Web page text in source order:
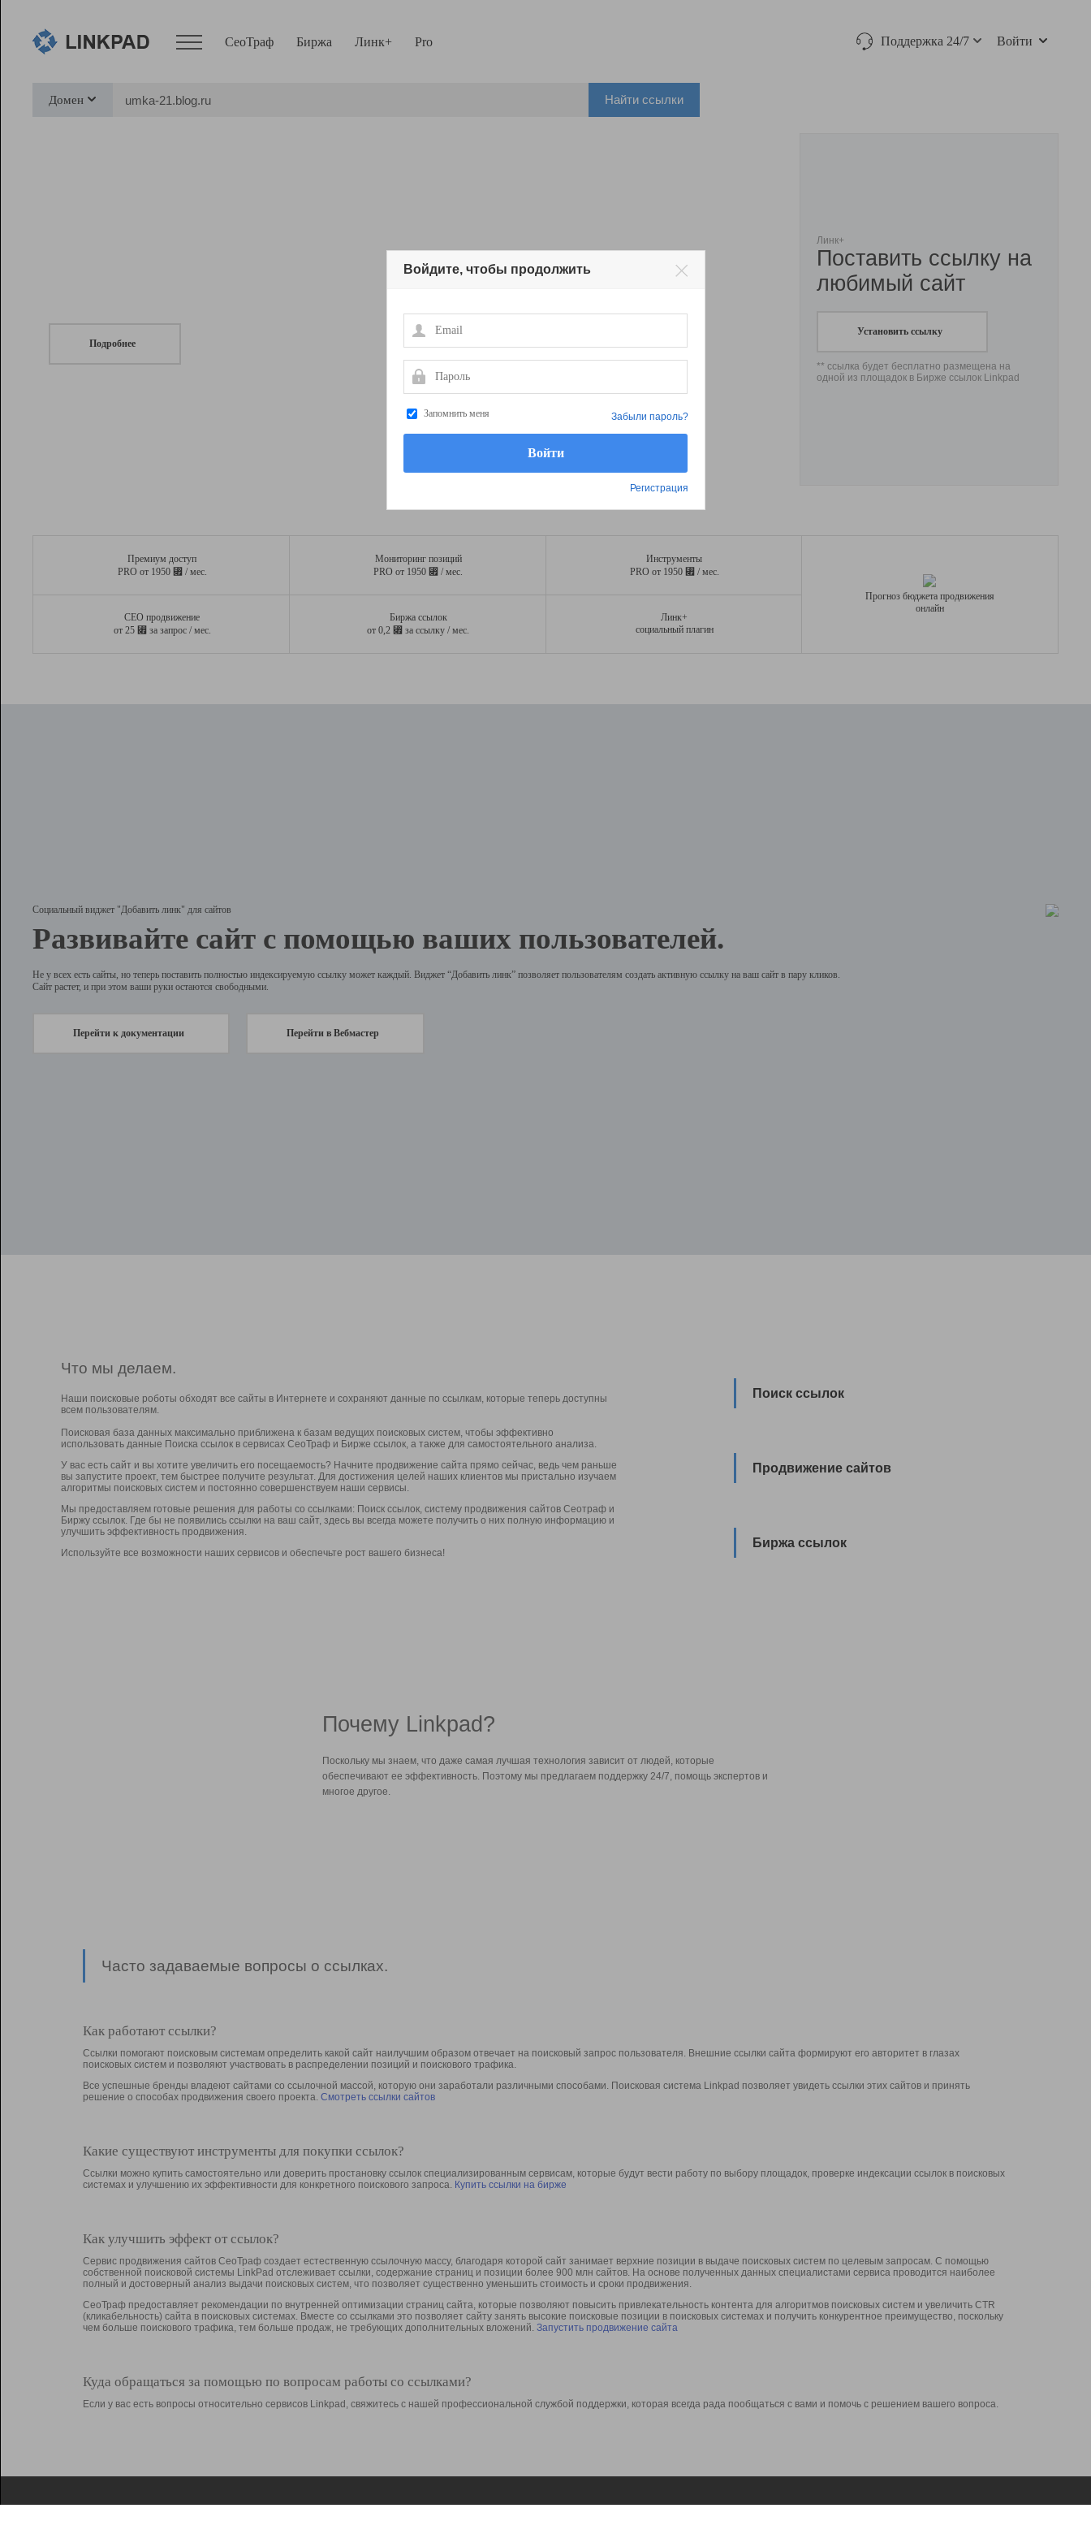
СеоТраф Биржа Линк+ Pro Поддержка 24/7 Войти
Домен Найти ссылки
Подробнее
Линк+
Поставить ссылку на
любимый сайт
Установить ссылку
** ссылка будет бесплатно размещена на
одной из площадок в Бирже ссылок Linkpad
Премиум доступ
PRO от 1950 ⃏ / мес.
Мониторинг позиций
PRO от 1950 ⃏ / мес.
Инструменты
PRO от 1950 ⃏ / мес.
СЕО продвижение
от 25 ⃏ за запрос / мес.
Биржа ссылок
от 0,2 ⃏ за ссылку / мес.
Линк+
социальный плагин
Прогноз бюджета продвижения
онлайн
Социальный виджет "Добавить линк" для сайтов
Развивайте сайт с помощью ваших пользователей.
Не у всех есть сайты, но теперь поставить полностью индексируемую ссылку может каждый. Виджет “Добавить линк” позволяет пользователям создать активную ссылку на ваш сайт в пару кликов.
Сайт растет, и при этом ваши руки остаются свободными.
Перейти к документации Перейти в Вебмастер
Что мы делаем.
Наши поисковые роботы обходят все сайты в Интернете и сохраняют данные по ссылкам, которые теперь доступны
всем пользователям.
Поисковая база данных максимально приближена к базам ведущих поисковых систем, чтобы эффективно
использовать данные Поиска ссылок в сервисах СеоТраф и Бирже ссылок, а также для самостоятельного анализа.
У вас есть сайт и вы хотите увеличить его посещаемость? Начните продвижение сайта прямо сейчас, ведь чем раньше
вы запустите проект, тем быстрее получите результат. Для достижения целей наших клиентов мы пристально изучаем
алгоритмы поисковых систем и постоянно совершенствуем наши сервисы.
Мы предоставляем готовые решения для работы со ссылками: Поиск ссылок, систему продвижения сайтов Сеотраф и
Биржу ссылок. Где бы не появились ссылки на ваш сайт, здесь вы всегда можете получить о них полную информацию и
улучшить эффективность продвижения.
Используйте все возможности наших сервисов и обеспечьте рост вашего бизнеса!
Поиск ссылок
Продвижение сайтов
Биржа ссылок
Почему Linkpad?
Поскольку мы знаем, что даже самая лучшая технология зависит от людей, которые
обеспечивают ее эффективность. Поэтому мы предлагаем поддержку 24/7, помощь экспертов и
многое другое.
Часто задаваемые вопросы о ссылках.
Как работают ссылки?
Ссылки помогают поисковым системам определить какой сайт наилучшим образом отвечает на поисковый запрос пользователя. Внешние ссылки сайта формируют его авторитет в глазах
поисковых систем и позволяют участвовать в раcпределении позиций и поискового трафика.
Все успешные бренды владеют сайтами со ссылочной массой, которую они заработали различными способами. Поисковая система Linkpad позволяет увидеть ссылки этих сайтов и принять
решение о способах продвижения своего проекта. Смотреть ссылки сайтов
Какие существуют инструменты для покупки ссылок?
Ссылки можно купить самостоятельно или доверить простановку ссылок специализированным сервисам, которые будут вести работу по выбору площадок, проверке индексации ссылок в поисковых
системах и улучшению их эффективности для конкретного поискового запроса. Купить ссылки на бирже
Как улучшить эффект от ссылок?
Сервис продвижения сайтов СеоТраф создает естественную ссылочную массу, благодаря которой сайт занимает верхние позиции в выдаче поисковых систем по целевым запросам. С помощью
собственной поисковой системы LinkPad отслеживает ссылки, содержание страниц и позиции более 900 млн сайтов. На основе полученных данных специалистами сервиса проводится наиболее
полный и достоверный анализ выдачи поисковых систем, что позволяет существенно уменьшить стоимость и сроки продвижения.
СеоТраф предоставляет рекомендации по внутренней оптимизации страниц сайта, которые позволяют повысить привлекательность контента для алгоритмов поисковых систем и увеличить CTR
(кликабельность) сайта в поисковых системах. Вместе со ссылками это позволяет сайту занять высокие поисковые позиции в поисковых системах и получить конкурентное преимущество, поскольку
чем больше поискового трафика, тем больше продаж, не требующих дополнительных вложений. Запустить продвижение сайта
Куда обращаться за помощью по вопросам работы со ссылками?
Если у вас есть вопросы относительно сервисов Linkpad, свяжитесь с нашей профессиональной службой поддержки, которая всегда рада пообщаться с вами и помочь с решением вашего вопроса.
Войдите, чтобы продолжить
Email
Пароль
Запомнить меня
Регистрация
Забыли пароль?